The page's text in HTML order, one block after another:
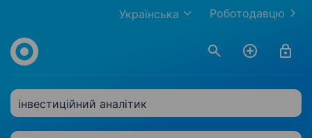
Роботодавцю
Українська
інвестиційний аналітик